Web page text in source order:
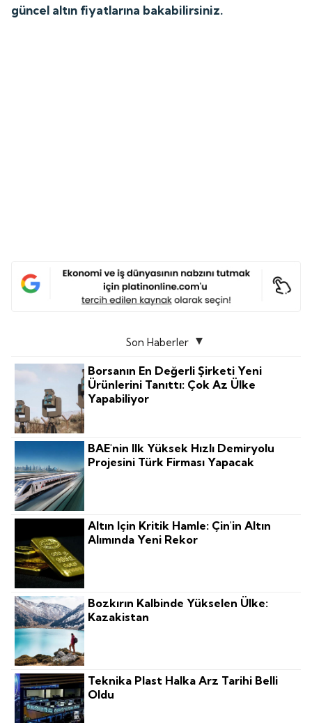
güncel altın fiyatlarına bakabilirsiniz.
Son Haberler
Borsanın En Değerli Şirketi Yeni
Ürünlerini Tanıttı: Çok Az Ülke
Yapabiliyor
BAE'nin Ilk Yüksek Hızlı Demiryolu
Projesini Türk Firması Yapacak
Altın Için Kritik Hamle: Çin'in Altın
Alımında Yeni Rekor
Bozkırın Kalbinde Yükselen Ülke:
Kazakistan
Teknika Plast Halka Arz Tarihi Belli
Oldu